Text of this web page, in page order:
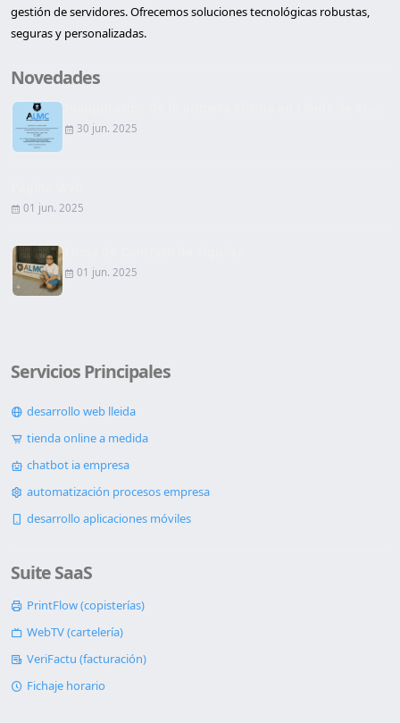
gestión de servidores. Ofrecemos soluciones tecnológicas robustas,
seguras y personalizadas.
Novedades
30 jun. 2025
01 jun. 2025
01 jun. 2025
Servicios Principales
desarrollo web lleida
tienda online a medida
chatbot ia empresa
automatización procesos empresa
desarrollo aplicaciones móviles
Suite SaaS
PrintFlow (copisterías)
WebTV (cartelería)
VeriFactu (facturación)
Fichaje horario